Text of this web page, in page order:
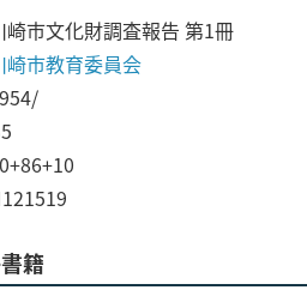
崎市文化財調査報告 第1冊
崎市教育委員会
籍